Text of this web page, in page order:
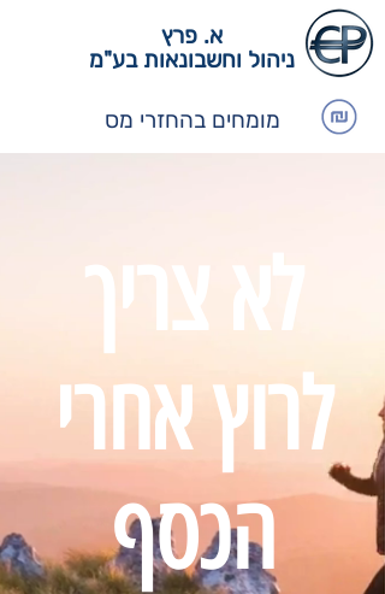
א. פרץ
ניהול וחשבונאות בע"מ
מומחים בהחזרי מס
לא צריך
לרוץ אחרי
הכסף